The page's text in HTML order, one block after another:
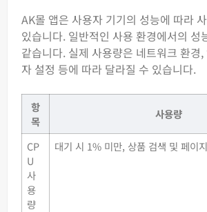
AK몰 앱은 사용자 기기의 성능에 따라
있습니다. 일반적인 사용 환경에서의 성
같습니다. 실제 사용량은 네트워크 환경
자 설정 등에 따라 달라질 수 있습니다.
항
목
사용량
CP
U
사
용
량
대기 시 1% 미만, 상품 검색 및 페이